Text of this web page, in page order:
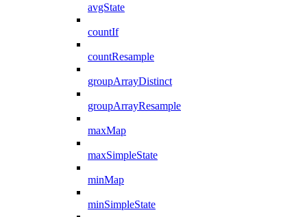
avgState
countIf
countResample
groupArrayDistinct
groupArrayResample
maxMap
maxSimpleState
minMap
minSimpleState